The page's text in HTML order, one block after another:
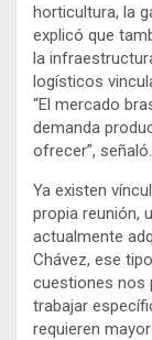
horticultura, la
explicó que
la
logísticos
“El mercado
demanda
ofrecer”, señaló.
Ya existen
propia reunión,
actualmente
Chávez, ese
cuestiones nos
trabajar
requieren